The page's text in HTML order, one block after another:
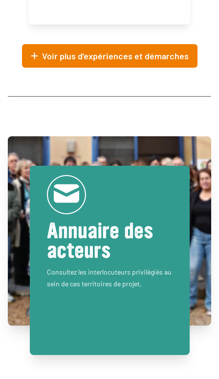
Voir plus d'expériences et démarches
Annuaire des
acteurs
Consultez les interlocuteurs privilégiés au
sein de ces territoires de projet.